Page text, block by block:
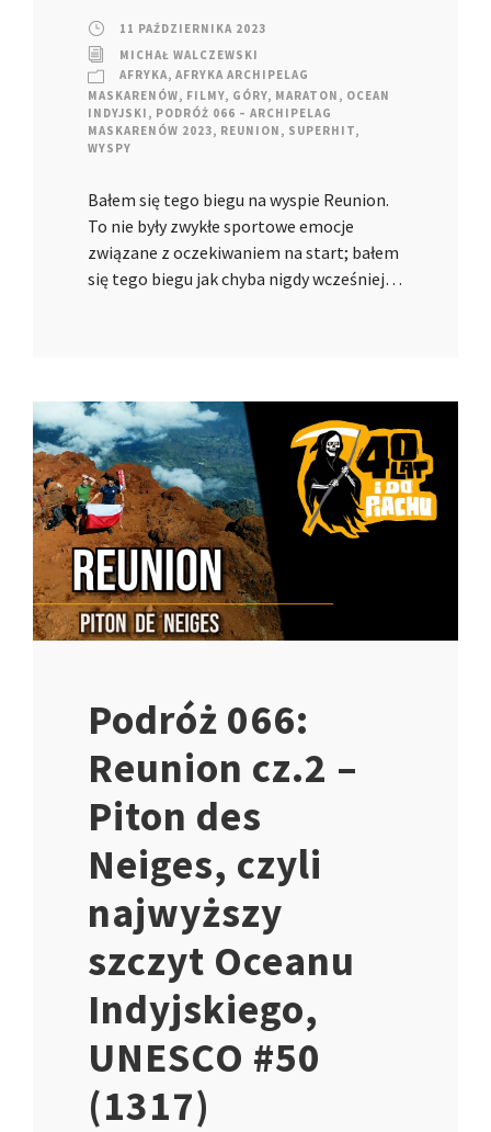
11 PAŹDZIERNIKA 2023
MICHAŁ WALCZEWSKI
AFRYKA, AFRYKA ARCHIPELAG
MASKARENÓW, FILMY, GÓRY, MARATON , OCEAN
INDYJSKI , PODRÓŻ 066 – ARCHIPELAG
MASKARENÓW 2023, REUNION , SUPERHIT,
WYSPY
Bałem się tego biegu na wyspie Reunion.
To nie były zwykłe sportowe emocje
związane z oczekiwaniem na start; bałem
się tego biegu jak chyba nigdy wcześniej…
Podróż 066:
Reunion cz.2 –
Piton des
Neiges, czyli
najwyższy
szczyt Oceanu
Indyjskiego,
UNESCO #50
(1317)